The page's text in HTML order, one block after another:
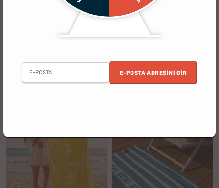
E-POSTA ADRESINI GIR
Plaj Havlusu
%25